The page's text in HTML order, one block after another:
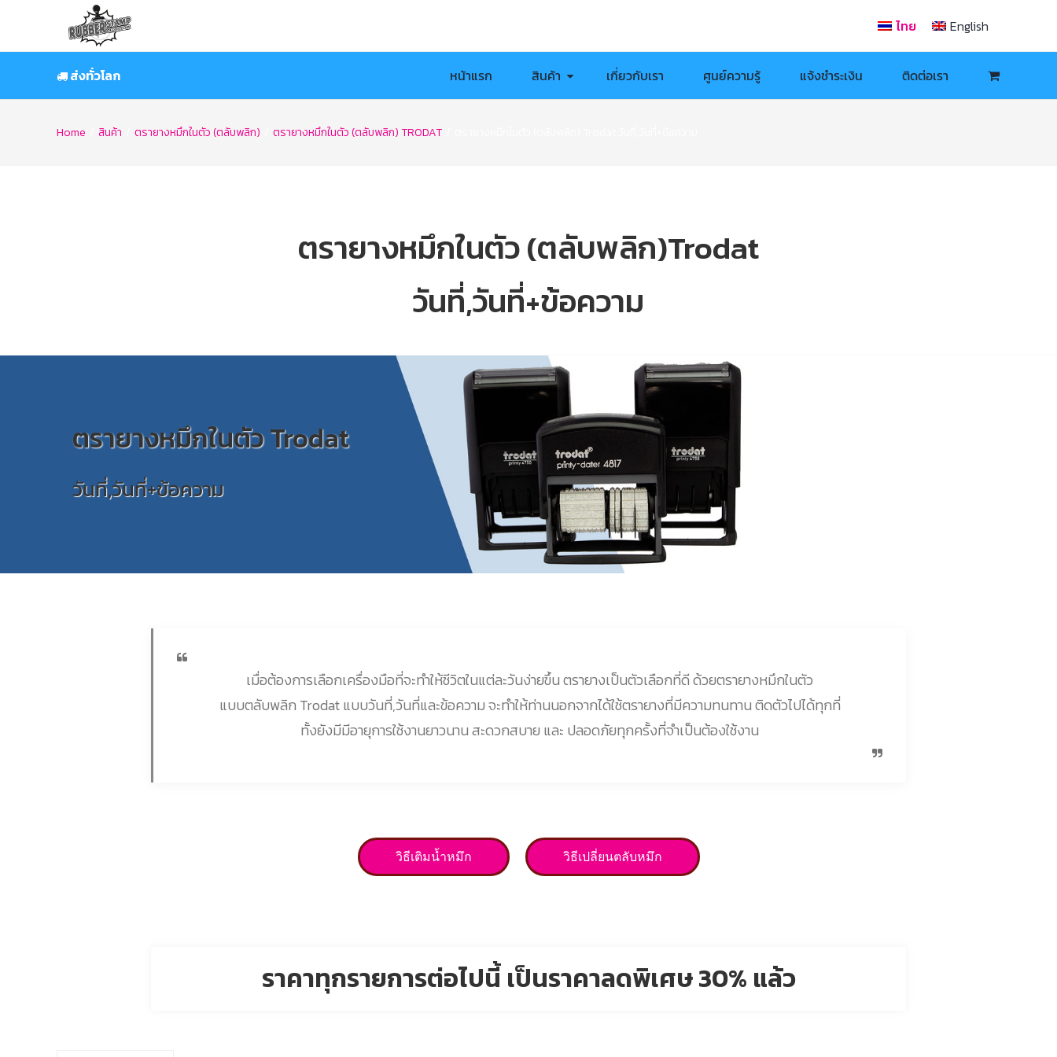
content
ไทย English
ส่งทั่วโลก หน้าแรก สินค้า เกี่ยวกับเรา ศูนย์ความรู้ แจ้งชำระเงิน ติดต่อเรา
Home สินค้า ตรายางหมึกในตัว (ตลับพลิก) ตรายางหมึกในตัว (ตลับพลิก) TRODAT
ตรายางหมึกในตัว (ตลับพลิก)Trodat
วันที่,วันที่+ข้อความ
ตรายางหมึกในตัว Trodat
วันที่,วันที่+ข้อความ
เมื่อต้องการเลือกเครื่องมือที่จะทำให้ชีวิตในแต่ละวันง่ายขึ้น ตรายางเป็นตัวเลือกที่ดี ด้วยตรายางหมึกในตัว
แบบตลับพลิก Trodat แบบวันที่,วันที่และข้อความ จะทำให้ท่านนอกจากได้ใช้ตรายางที่มีความทนทาน ติดตัวไปได้ทุกที่
ทั้งยังมีมีอายุการใช้งานยาวนาน สะดวกสบาย และ ปลอดภัยทุกครั้งที่จำเป็นต้องใช้งาน
วิธีเติมน้ำหมึก วิธีเปลี่ยนตลับหมึก
ราคาทุกรายการต่อไปนี้ เป็นราคาลดพิเศษ 30% แล้ว